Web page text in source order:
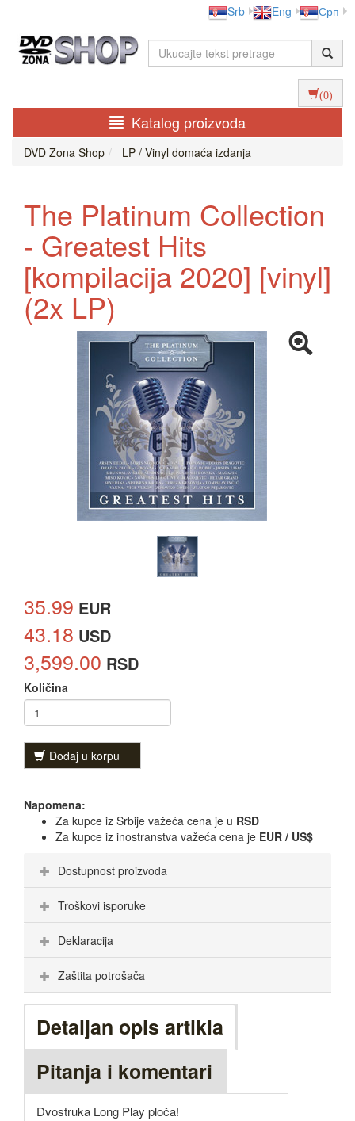
Srb Eng Срп
(0)
Katalog proizvoda
DVD Zona Shop LP / Vinyl domaća izdanja
The Platinum Collection
- Greatest Hits
[kompilacija 2020] [vinyl]
(2x LP)
35.99 EUR
43.18 USD
3,599.00 RSD
Količina
Dodaj u korpu
Napomena:
Za kupce iz Srbije važeća cena je u RSD
Za kupce iz inostranstva važeća cena je EUR / US$
Dostupnost proizvoda
Troškovi isporuke
Deklaracija
Zaštita potrošača
Detaljan opis artikla
Pitanja i komentari
Dvostruka Long Play ploča!